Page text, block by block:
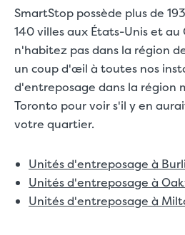
SmartStop possède plus de
140 villes aux États-Unis et au
n'habitez pas dans la région
un coup d'œil à toutes nos
d'entreposage dans la région
Toronto pour voir s'il y en
votre quartier.
Unités d'entreposage à
Unités d'entreposage à
Unités d'entreposage à